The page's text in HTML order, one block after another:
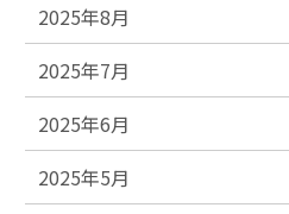
2025年8月
2025年7月
2025年6月
2025年5月